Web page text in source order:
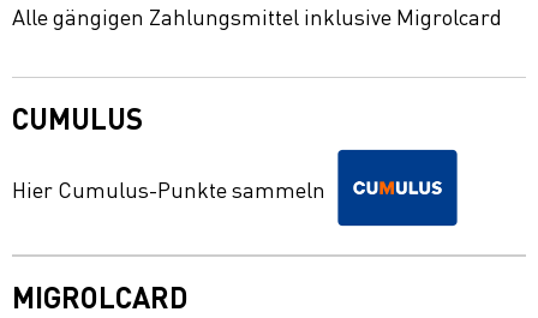
Alle gängigen Zahlungsmittel inklusive Migrolcard
CUMULUS
Hier Cumulus-Punkte sammeln
MIGROLCARD